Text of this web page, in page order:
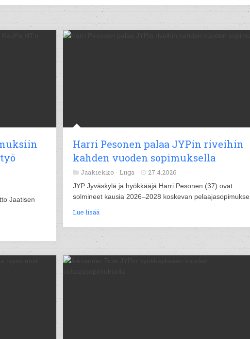
Jaatisen
Harri Pesonen palaa JYPin riveihin
kahden vuoden sopimuksella
Jääkiekko - Liiga 27.4.2026
JYP Jyväskylä ja hyökkääjä Harri Pesonen (37) ovat
solmineet kausia 2026–2028 koskevan
Lue lisää